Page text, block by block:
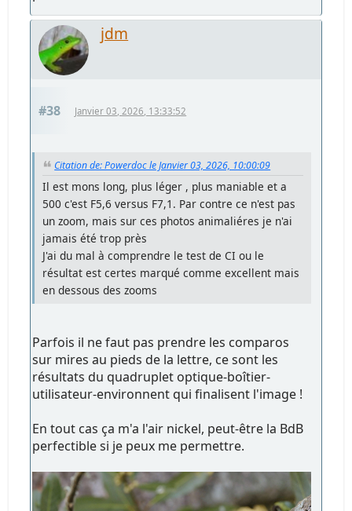
jdm
#38 Janvier 03, 2026, 13:33:52
Citation de: Powerdoc le Janvier 03, 2026, 10:00:09
Il est mons long, plus léger , plus maniable et a
500 c'est F5,6 versus F7,1. Par contre ce n'est pas
un zoom, mais sur ces photos animaliéres je n'ai
jamais été trop près
J'ai du mal à comprendre le test de CI ou le
résultat est certes marqué comme excellent mais
en dessous des zooms
Parfois il ne faut pas prendre les comparos
sur mires au pieds de la lettre, ce sont les
résultats du quadruplet optique-boîtier-
utilisateur-environnent qui finalisent l'image !
En tout cas ça m'a l'air nickel, peut-être la BdB
perfectible si je peux me permettre.